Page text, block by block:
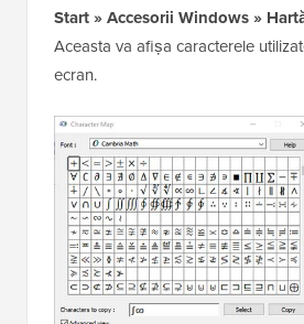
Start » Accesorii Windows »
Aceasta va afișa caracterele
ecran.